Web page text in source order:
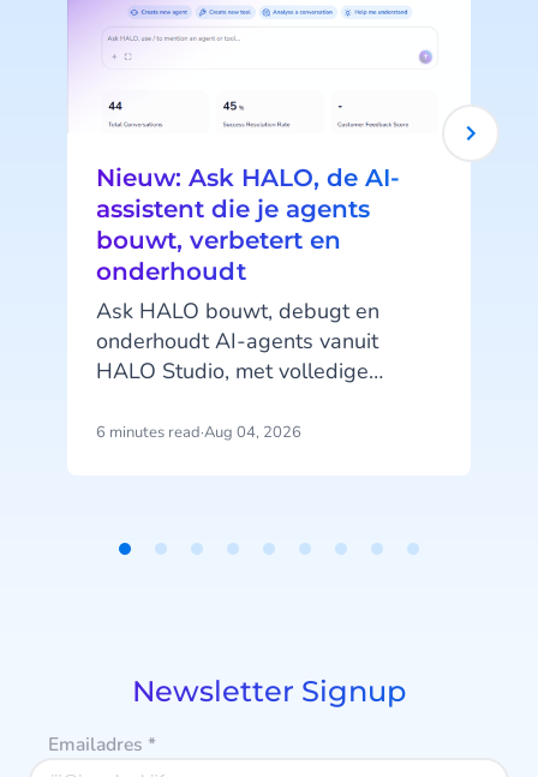
Nieuw: Ask HALO, de AI-
assistent die je agents
bouwt, verbetert en
onderhoudt
Ask HALO bouwt, debugt en
onderhoudt AI-agents vanuit
HALO Studio, met volledige
gespreksgeschiedenis. Ontdek hoe
6 minutes read·Aug 04, 2026
Newsletter Signup
Emailadres *